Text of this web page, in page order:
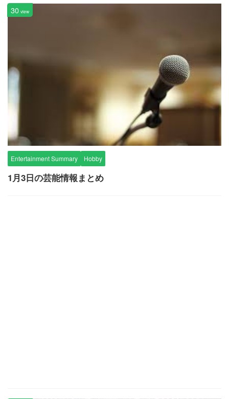
30 view
Entertainment Summary Hobby
1月3日の芸能情報まとめ